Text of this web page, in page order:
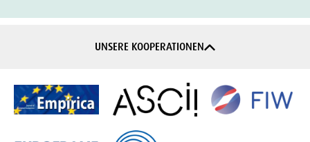
UNSERE KOOPERATIONEN